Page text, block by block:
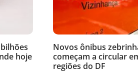
hoje
Novos ônibus
começam a circular
regiões do DF